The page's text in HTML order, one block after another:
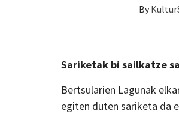
By
Sariketak bi sailkatze
Bertsularien Lagunak
egiten duten sariketa da